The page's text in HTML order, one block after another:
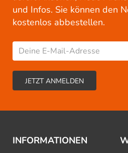
und Infos. Sie können den
kostenlos abbestellen.
INFORMATIONEN